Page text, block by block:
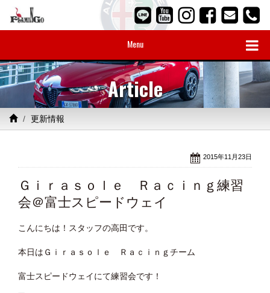
Menu
Article
更新情報
2015年11月23日
Ｇｉｒａｓｏｌｅ Ｒａｃｉｎｇ練習
会＠富士スピードウェイ
こんにちは！スタッフの高田です。
本日はＧｉｒａｓｏｌｅ Ｒａｃｉｎｇチーム
富士スピードウェイにて練習会です！